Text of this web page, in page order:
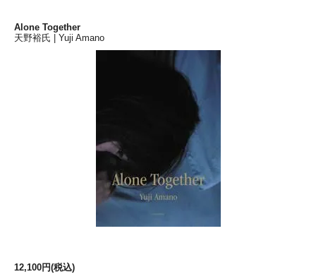
Alone Together
天野裕氏 | Yuji Amano
12,100円(税込)